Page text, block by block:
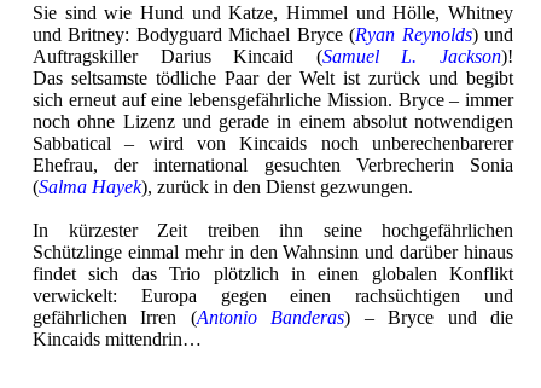
Sie sind wie Hund und Katze, Himmel und Hölle, Whitney
und Britney: Bodyguard Michael Bryce (Ryan Reynolds) und
Auftragskiller Darius Kincaid (Samuel L. Jackson)!
Das seltsamste tödliche Paar der Welt ist zurück und begibt
sich erneut auf eine lebensgefährliche Mission. Bryce – immer
noch ohne Lizenz und gerade in einem absolut notwendigen
Sabbatical – wird von Kincaids noch unberechenbarerer
Ehefrau, der international gesuchten Verbrecherin Sonia
(Salma Hayek), zurück in den Dienst gezwungen.
In kürzester Zeit treiben ihn seine hochgefährlichen
Schützlinge einmal mehr in den Wahnsinn und darüber hinaus
findet sich das Trio plötzlich in einen globalen Konflikt
verwickelt: Europa gegen einen rachsüchtigen und
gefährlichen Irren (Antonio Banderas) – Bryce und die
Kincaids mittendrin…